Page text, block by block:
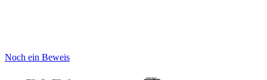
Noch ein Beweis